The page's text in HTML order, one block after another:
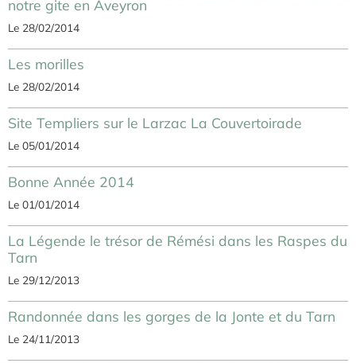
notre gite en Aveyron
Le 28/02/2014
Les morilles
Le 28/02/2014
Site Templiers sur le Larzac La Couvertoirade
Le 05/01/2014
Bonne Année 2014
Le 01/01/2014
La Légende le trésor de Rémési dans les Raspes du
Tarn
Le 29/12/2013
Randonnée dans les gorges de la Jonte et du Tarn
Le 24/11/2013